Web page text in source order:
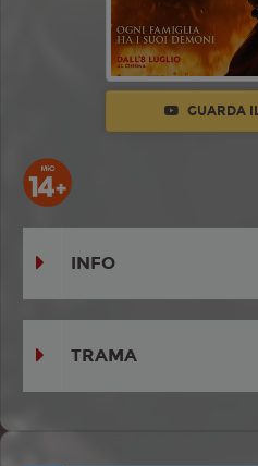
GUARDA
INFO
TRAMA